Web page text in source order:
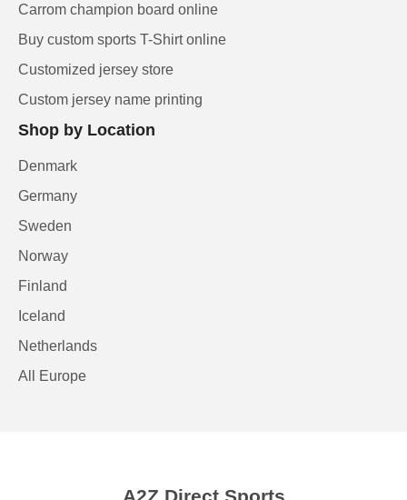
Carrom champion board online
Buy custom sports T-Shirt online
Customized jersey store
Custom jersey name printing
Shop by Location
Denmark
Germany
Sweden
Norway
Finland
Iceland
Netherlands
All Europe
A2Z Direct Sports